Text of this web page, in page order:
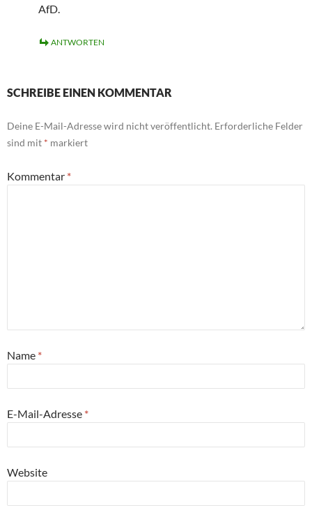
AfD.
ANTWORTEN
SCHREIBE EINEN KOMMENTAR
Deine E-Mail-Adresse wird nicht veröffentlicht. Erforderliche Felder
sind mit * markiert
Kommentar *
Name *
E-Mail-Adresse *
Website